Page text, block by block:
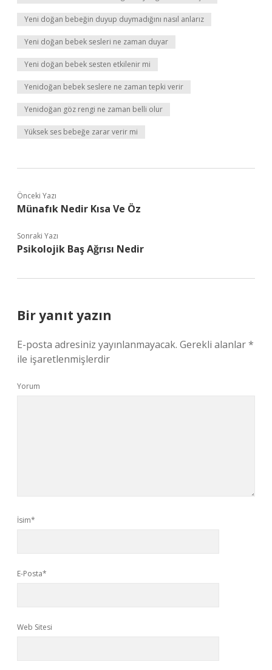
Yeni doğan bebeğin duyup duymadığını nasıl anlarız
Yeni doğan bebek sesleri ne zaman duyar
Yeni doğan bebek sesten etkilenir mi
Yenidoğan bebek seslere ne zaman tepki verir
Yenidoğan göz rengi ne zaman belli olur
Yüksek ses bebeğe zarar verir mi
Önceki Yazı
Münafık Nedir Kısa Ve Öz
Sonraki Yazı
Psikolojik Baş Ağrısı Nedir
Bir yanıt yazın
E-posta adresiniz yayınlanmayacak. Gerekli alanlar*
ile işaretlenmişlerdir
Yorum
İsim*
E-Posta*
Web Sitesi